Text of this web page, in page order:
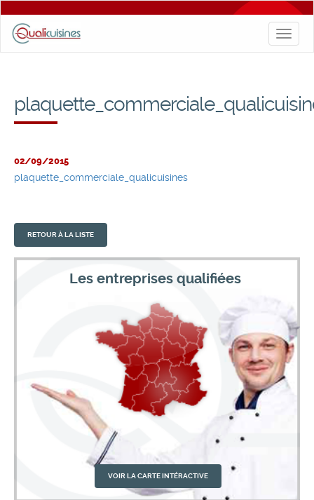
Toggle
02/09/2015
plaquette_commerciale_qualicuisines
RETOUR À LA LISTE
Les entreprises qualifiées
VOIR LA CARTE INTÉRACTIVE